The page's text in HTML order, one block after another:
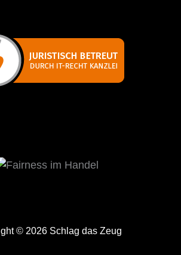
© 2026 Schlag das Zeug